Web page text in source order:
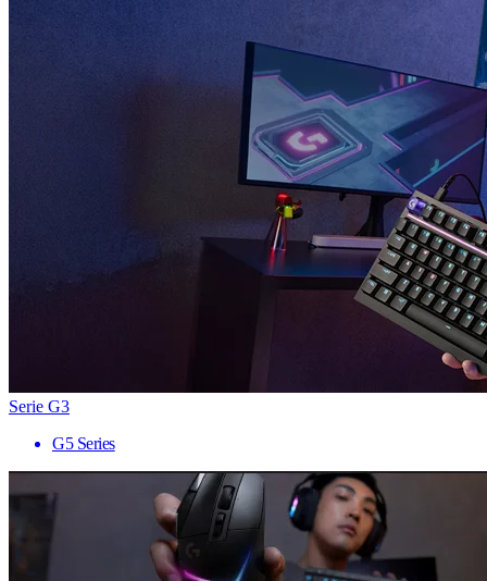
Serie G3
G5 Series